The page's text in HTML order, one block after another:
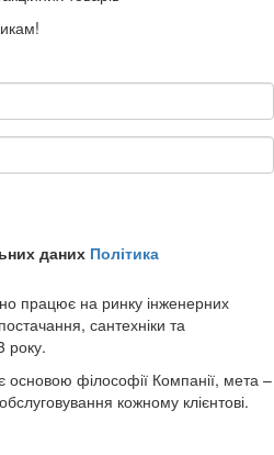
даних Політика
працює на ринку інженерних
сантехніки та
року.
є основою філософії Компанії, мета –
кожному клієнтові.